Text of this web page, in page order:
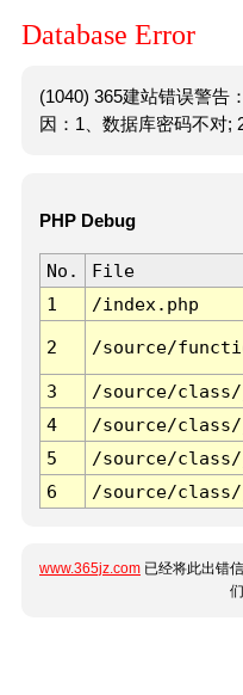
Database Error
(1040) 365建站错误警告
因：1、数据库密码不对;
PHP Debug
No. File
1
/index.php
2 /source/
3 /source/
4
/source/
5
/source/
6
/source/
www.365jz.com 已经将此出错